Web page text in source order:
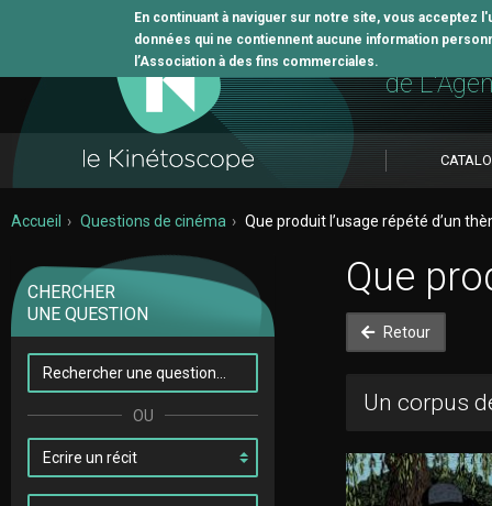
En continuant à naviguer sur notre site, vous
données qui ne contiennent aucune information
l’Association à des fins commerciales. L'outil
de
Accueil Questions de cinéma Que produit l’usage répété d’un
CHERCHER
UNE QUESTION
Que
Retour
Un corpus